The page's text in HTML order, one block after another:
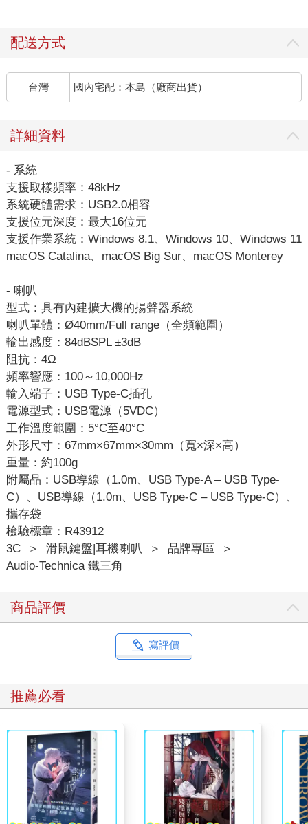
配送方式
台灣 國內宅配：本島（廠商出貨）
詳細資料
- 系統
支援取樣頻率：48kHz
系統硬體需求：USB2.0相容
支援位元深度：最大16位元
支援作業系統：Windows 8.1、Windows 10、Windows 11
macOS Catalina、macOS Big Sur、macOS Monterey
- 喇叭
型式：具有內建擴大機的揚聲器系統
喇叭單體：Ø40mm/Full range（全頻範圍）
輸出感度：84dBSPL ±3dB
阻抗：4Ω
頻率響應：100～10,000Hz
輸入端子：USB Type-C插孔
電源型式：USB電源（5VDC）
工作溫度範圍：5°C至40°C
外形尺寸：67mm×67mm×30mm（寬×深×高）
重量：約100g
附屬品：USB導線（1.0m、USB Type-A – USB Type-
C）、USB導線（1.0m、USB Type-C – USB Type-C）、
攜存袋
檢驗標章：R43912
3C
＞ 滑鼠鍵盤|耳機喇叭 ＞ 品牌專區
＞
Audio-Technica 鐵三角
商品評價
寫評價
推薦必看